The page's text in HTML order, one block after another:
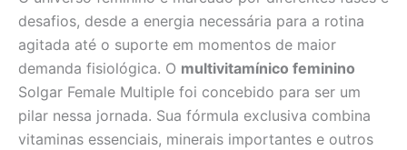
desafios, desde a energia necessária para a rotina
agitada até o suporte em momentos de maior
demanda fisiológica. O multivitamínico feminino
Solgar Female Multiple foi concebido para ser um
pilar nessa jornada. Sua fórmula exclusiva combina
vitaminas essenciais, minerais importantes e outros